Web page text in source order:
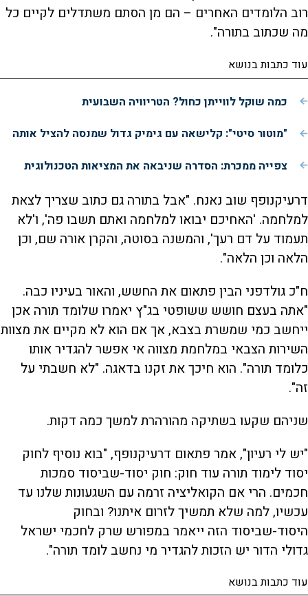
רוב הלומדים האחרים – הם מן הסתם משתדלים לקיים כל
מה שכתוב בתורה".
עוד כתבות בנושא
כמה שוקל לווייתן כחול? הטריוויה השבועית
"מוטור סיטי": קלישאה עם גימיק גדול שמנסה להציל אותה
צפייה ממכרת: הסדרה שניבאה את המציאות הטכנולוגית
דרעיקנופף שוב נאנח. "אבל בתורה גם כתוב שצריך לצאת
למלחמה. 'האחיכם יבואו למלחמה ואתם תשבו פה', ו'לא
תעמוד על דם רעך', והמשנה בסוטה, והקרן אורה שם, וכן
הלאה וכן הלאה".
ח"כ גולדפני הבין פתאום את החשש, והאור בעיניו כבה.
"אתה בעצם חושש ששופטי בג"ץ יאמרו שלומד תורה אכן
ייחשב כמי שמשרת בצבא, אך אם הוא לא מקיים את מצוות
השירות הצבאי במלחמת מצווה אי אפשר להגדיר אותו
כלומד תורה". הוא חיכך את זקנו בדאגה. "לא חשבתי על
זה".
שניהם שקעו בשתיקה מהורהרת למשך כמה דקות.
"יש לי רעיון", אמר פתאום דרעיקנופף, "בוא נוסיף לחוק
יסוד לימוד תורה עוד חוק: חוק יסוד-שביסוד סמכות
חכמים. הרי אם הקואליציה זרמה עם השגעונות שלנו עד
עכשיו, למה שלא תמשיך לזרום איתנו? ובחוק
היסוד-שביסוד הזה ייאמר במפורש שרק לחכמי ישראל
גדולי הדור יש הזכות להגדיר מי נחשב לומד תורה".
עוד כתבות בנושא